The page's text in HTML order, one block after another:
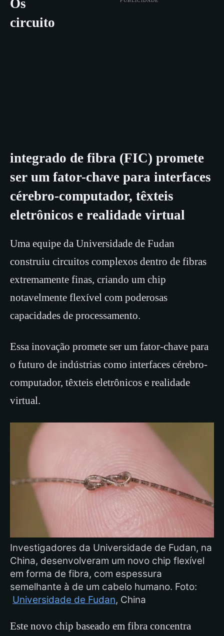
Os
circuito
integrado de fibra (FIC) promete
ser um fator-chave para interfaces
cérebro-computador, têxteis
eletrônicos e realidade virtual
Uma equipe da Universidade de Fudan
construiu circuitos complexos dentro de fibras
extremamente finas, criando um chip
notavelmente flexível com poderosas
capacidades de processamento.
Essa inovação promete ser um fator-chave para
o futuro de indústrias como interfaces cérebro-
computador, têxteis eletrônicos e realidade
virtual.
Investigadores da Universidade de Fudan, na
China, desenvolveram um novo chip flexível
em forma de fibra, com espessura
semelhante à de um cabelo humano. Foto:
Universidade de Fudan, China
Este novo chip baseado em fibra concentra